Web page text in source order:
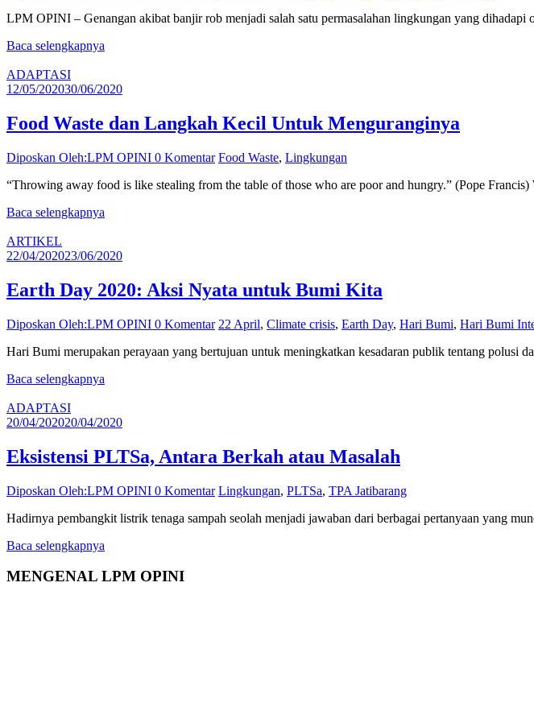
LPM OPINI – Genangan akibat banjir rob menjadi salah satu permasalahan lingkungan yang dihadapi
Baca selengkapnya
ADAPTASI
12/05/202030/06/2020
Food Waste dan Langkah Kecil Untuk Menguranginya
Diposkan Oleh:LPM OPINI 0 Komentar Food Waste, Lingkungan
“Throwing away food is like stealing from the table of those who are poor and hungry.” (Pope
Baca selengkapnya
ARTIKEL
22/04/202023/06/2020
Earth Day 2020: Aksi Nyata untuk Bumi Kita
Diposkan Oleh:LPM OPINI 0 Komentar 22 April, Climate crisis, Earth Day, Hari Bumi, Hari Bumi
Hari Bumi merupakan perayaan yang bertujuan untuk meningkatkan kesadaran publik tentang polusi
Baca selengkapnya
ADAPTASI
20/04/202020/04/2020
Eksistensi PLTSa, Antara Berkah atau Masalah
Diposkan Oleh:LPM OPINI 0 Komentar Lingkungan, PLTSa, TPA Jatibarang
Hadirnya pembangkit listrik tenaga sampah seolah menjadi jawaban dari berbagai pertanyaan yang
Baca selengkapnya
MENGENAL LPM OPINI